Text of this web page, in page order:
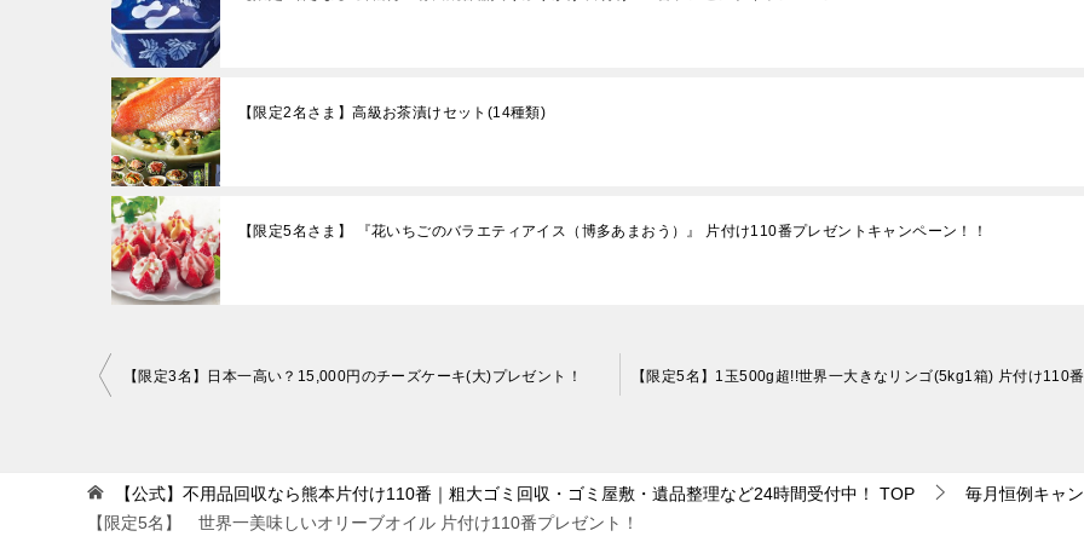
【限定2名さま】高級お茶漬けセット(14種類)
【限定5名さま】 『花いちごのバラエティアイス（博多あまおう）』 片付け110番プレゼントキャンペーン！！
投
ビ
ゲ
【限定3名】日本一高い？15,000円のチーズケーキ(大)プレゼント！
【公式】不用品回収なら熊本片付け110番｜粗大ゴミ回収・ゴミ屋敷・遺品整理など24時間受付中！ TOP
毎月恒例キャ
【限定5名】 世界一美味しいオリーブオイル 片付け110番プレゼント！